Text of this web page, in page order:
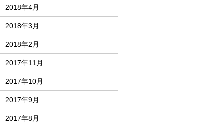
2018年4月
2018年3月
2018年2月
2017年11月
2017年10月
2017年9月
2017年8月